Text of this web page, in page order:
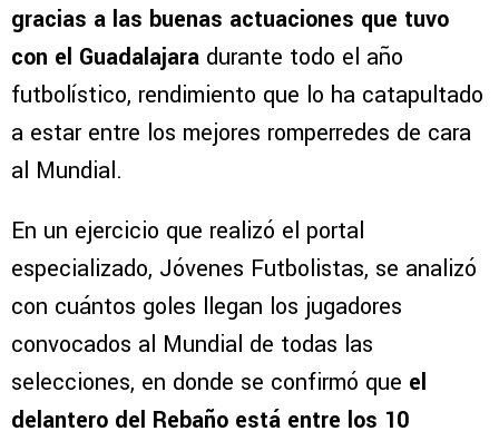
gracias a las buenas actuaciones que tuvo
con el Guadalajara durante todo el año
futbolístico, rendimiento que lo ha catapultado
a estar entre los mejores romperredes de cara
al Mundial.
En un ejercicio que realizó el portal
especializado, Jóvenes Futbolistas, se analizó
con cuántos goles llegan los jugadores
convocados al Mundial de todas las
selecciones, en donde se confirmó que el
delantero del Rebaño está entre los 10